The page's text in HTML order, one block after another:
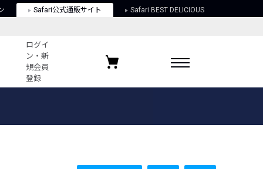
Safari公式通販サイト Safari BEST DELICIOUS
ログイ
ン・新
規会員
登録
お気に入りブランド